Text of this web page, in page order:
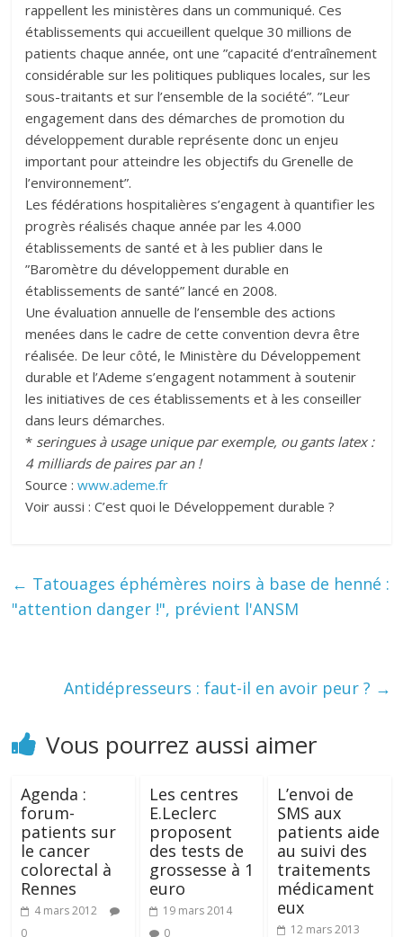
rappellent les ministères dans un communiqué. Ces
établissements qui accueillent quelque 30 millions de
patients chaque année, ont une ”capacité d’entraînement
considérable sur les politiques publiques locales, sur les
sous-traitants et sur l’ensemble de la société”. ”Leur
engagement dans des démarches de promotion du
développement durable représente donc un enjeu
important pour atteindre les objectifs du Grenelle de
l’environnement”.
Les fédérations hospitalières s’engagent à quantifier les
progrès réalisés chaque année par les 4.000
établissements de santé et à les publier dans le
”Baromètre du développement durable en
établissements de santé” lancé en 2008.
Une évaluation annuelle de l’ensemble des actions
menées dans le cadre de cette convention devra être
réalisée. De leur côté, le Ministère du Développement
durable et l’Ademe s’engagent notamment à soutenir
les initiatives de ces établissements et à les conseiller
dans leurs démarches.
* seringues à usage unique par exemple, ou gants latex :
4 milliards de paires par an !
Source :www.ademe.fr
Voir aussi : C’est quoi le Développement durable ?
← Tatouages éphémères noirs à base de henné :
"attention danger !", prévient l'ANSM
Antidépresseurs : faut-il en avoir peur ? →
Vous pourrez aussi aimer
Agenda :
forum-
patients sur
le cancer
colorectal à
Rennes
4 mars 2012
0
Les centres
E.Leclerc
proposent
des tests de
grossesse à 1
euro
19 mars 2014
0
L’envoi de
SMS aux
patients aide
au suivi des
traitements
médicament
eux
12 mars 2013